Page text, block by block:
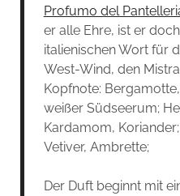
Profumo del
er alle Ehre, ist er
italienischen Wort für
West-Wind, den
Kopfnote:
weißer Südseerum;
Kardamom,
Vetiver, Ambrette;
Der Duft beginnt mit